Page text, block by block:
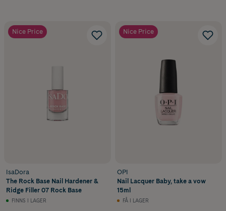
Nice Price
IsaDora
The Rock Base Nail Hardener &
Ridge Filler 07 Rock Base
FINNS I LAGER
Nice Price
OPI
Nail Lacquer Baby, take a vow
15ml
FÅ I LAGER